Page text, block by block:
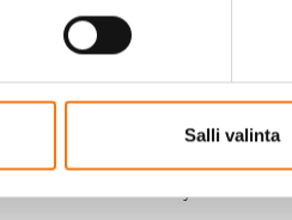
Salli valinta
kuten pihateiden
kokonaishintaan.
hintaan. Meillä Seepsula
kivituhkan suoraan työmaallesi.